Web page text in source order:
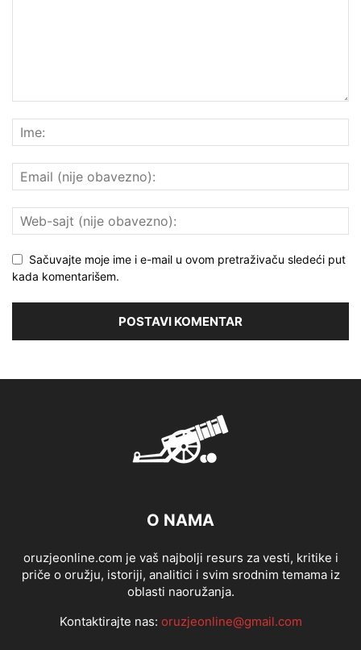
Sačuvajte moje ime i e-mail u ovom pretraživaču sledeći put
kada komentarišem.
O NAMA
oruzjeonline.com je vaš najbolji resurs za vesti, kritike i
priče o oružju, istoriji, analitici i svim srodnim temama iz
oblasti naoružanja.
Kontaktirajte nas: oruzjeonline@gmail.com